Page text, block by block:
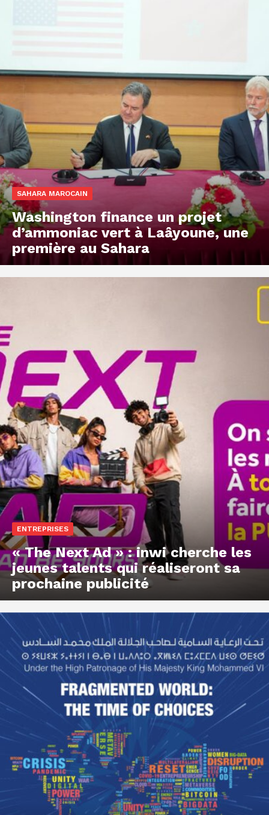
SAHARA MAROCAIN
Washington finance un projet
d’ammoniac vert à Laâyoune, une
première au Sahara
ENTREPRISES
« The Next Ad » : inwi cherche les
jeunes talents qui réaliseront sa
prochaine publicité